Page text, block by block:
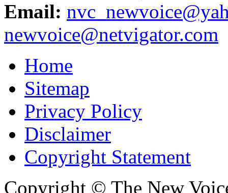
Email:
newvoice@netvigator.com
Home
Sitemap
Privacy Policy
Disclaimer
Copyright Statement
Copyright © The New